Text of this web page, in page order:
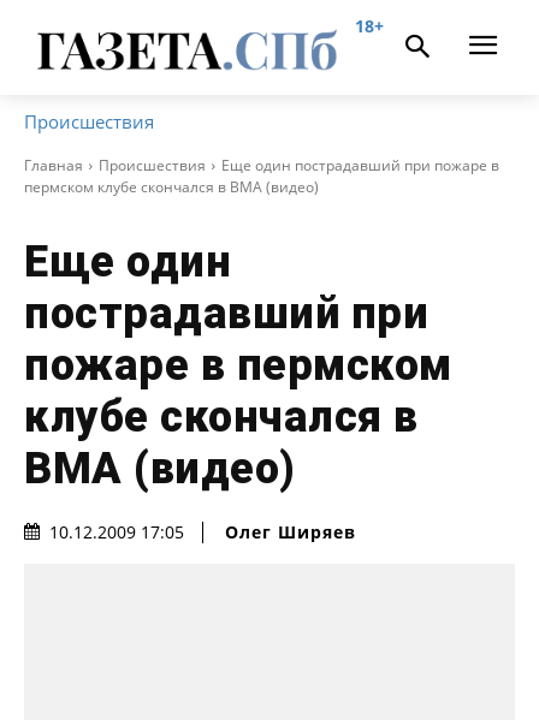
18+
Происшествия
Главная Происшествия
Еще один пострадавший при пожаре в
пермском клубе скончался в ВМА (видео)
Еще один
пострадавший при
пожаре в пермском
клубе скончался в
ВМА (видео)
10.12.2009 17:05 Олег Ширяев